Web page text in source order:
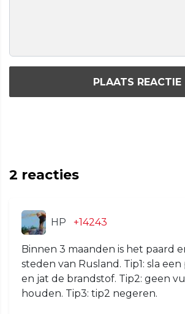
PLAATS REACTIE
2 reacties
HP +14243
Binnen 3 maanden is het paard
steden van Rusland. Tip1: sla
en jat de brandstof. Tip2: geen
houden. Tip3: tip2 negeren.